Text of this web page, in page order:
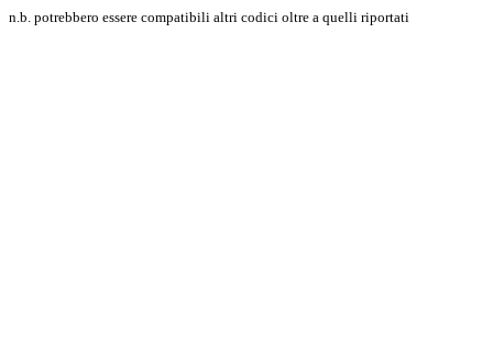
n.b. potrebbero essere compatibili altri codici oltre a quelli riportati